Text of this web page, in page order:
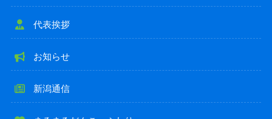
代表挨拶
お知らせ
新潟通信